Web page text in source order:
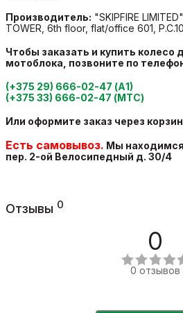
Производитель: "SKIPFIRE
TOWER, 6th floor, flat/office 601,
Чтобы заказать и купить колесо
мотоблока, позвоните по
(+375 29) 666-02-47 (А1)
(+375 33) 666-02-47 (МТС)
Или оформите заказ через
Есть самовывоз. Мы находимся
пер. 2-ой Велосипедный д. 30/4
Отзывы 0
0
0 отзывов